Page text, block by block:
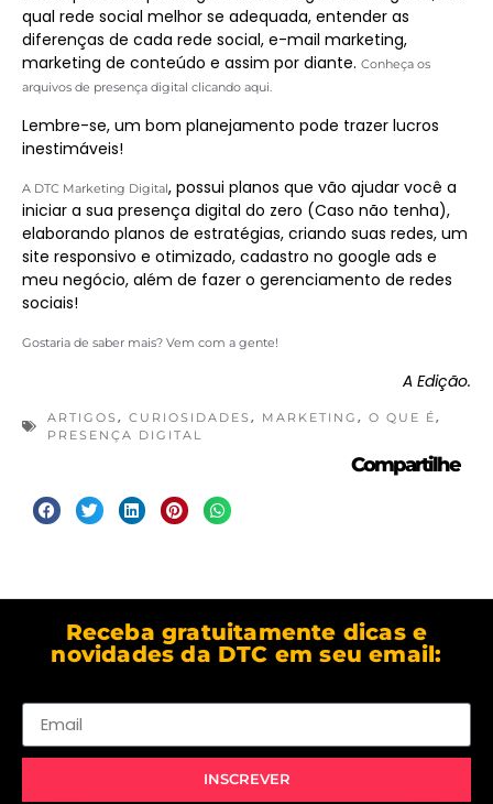
qual rede social melhor se adequada, entender as
diferenças de cada rede social, e-mail marketing,
marketing de conteúdo e assim por diante. Conheça os
arquivos de presença digital clicando aqui.
Lembre-se, um bom planejamento pode trazer lucros
inestimáveis!
A DTC Marketing Digital, possui planos que vão ajudar você a
iniciar a sua presença digital do zero (Caso não tenha),
elaborando planos de estratégias, criando suas redes, um
site responsivo e otimizado, cadastro no google ads e
meu negócio, além de fazer o gerenciamento de redes
sociais!
Gostaria de saber mais? Vem com a gente!
A Edição.
ARTIGOS, CURIOSIDADES, MARKETING , O QUE É,
PRESENÇA DIGITAL
Compartilhe
Receba gratuitamente dicas e
novidades da DTC em seu email:
INSCREVER